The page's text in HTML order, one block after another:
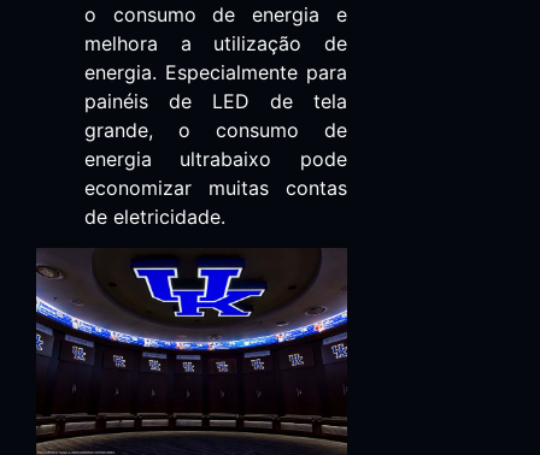
o consumo de energia e
melhora a utilização de
energia. Especialmente para
painéis de LED de tela
grande, o consumo de
energia ultrabaixo pode
economizar muitas contas
de eletricidade.